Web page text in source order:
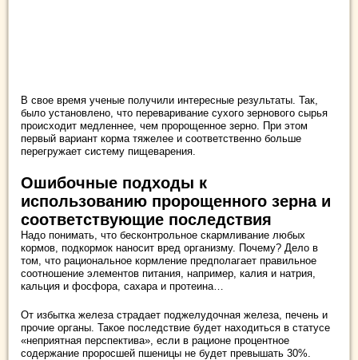
В свое время ученые получили интересные результаты. Так,
было установлено, что переваривание сухого зернового сырья
происходит медленнее, чем пророщенное зерно. При этом
первый вариант корма тяжелее и соответственно больше
перегружает систему пищеварения.
Ошибочные подходы к
использованию пророщенного зерна и
соответствующие последствия
Надо понимать, что бесконтрольное скармливание любых
кормов, подкормок наносит вред организму. Почему? Дело в
том, что рациональное кормление предполагает правильное
соотношение элементов питания, например, калия и натрия,
кальция и фосфора, сахара и протеина…
От избытка железа страдает поджелудочная железа, печень и
прочие органы. Такое последствие будет находиться в статусе
«неприятная перспектива», если в рационе процентное
содержание проросшей пшеницы не будет превышать 30%.